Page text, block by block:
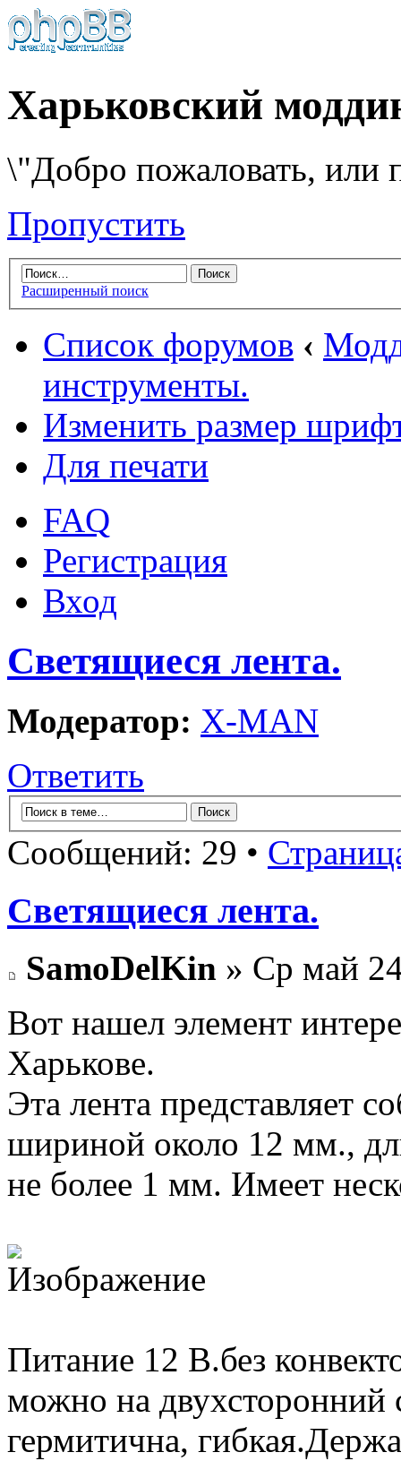
Харьковский
\"Добро пожаловать, или
Пропустить
Расширенный поиск
Список форумов ‹
инструменты.
Изменить размер
Для печати
FAQ
Регистрация
Вход
Светящиеся лента.
Модератор: X-MAN
Ответить
Сообщений: 29 •
Светящиеся лента.
SamoDelKin » Ср май
Вот нашел элемент
Харькове.
Эта лента представляет
шириной около 12 мм.,
не более 1 мм. Имеет
Питание 12 В.без
можно на двухсторонний
гермитична,